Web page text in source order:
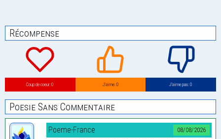
Récompense
Coup de coeur: 0 J’aime: 0 J’aime pas: 0
Poesie Sans Commentaire
08/08/2026
Poeme-France